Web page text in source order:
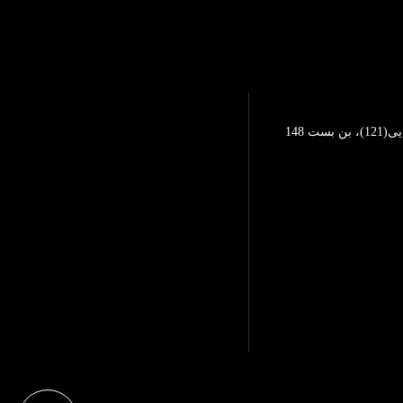
تهرانپارس، خیابان محمد رضایی(121)، بن بست 148